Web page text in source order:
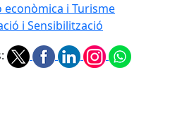
econòmica i Turisme
i Sensibilització